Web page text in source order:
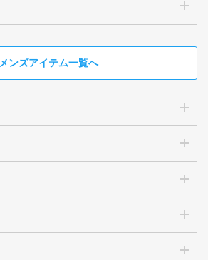
メンズアイテム一覧へ